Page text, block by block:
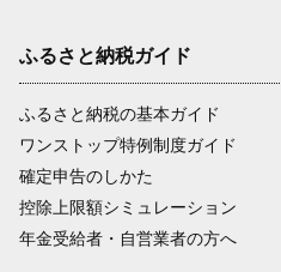
ふるさと納税ガイド
ふるさと納税の基本ガイド
ワンストップ特例制度ガイド
確定申告のしかた
控除上限額シミュレーション
年金受給者・自営業者の方へ